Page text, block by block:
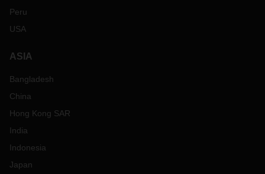
Peru
USA
ASIA
Bangladesh
China
Hong Kong SAR
India
Indonesia
Japan